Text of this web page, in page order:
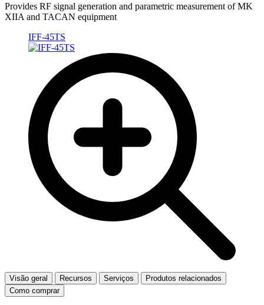
Provides RF signal generation and parametric measurement of MK
XIIA and TACAN equipment
IFF-45TS
Visão geral Recursos Serviços
Produtos relacionados
Como comprar